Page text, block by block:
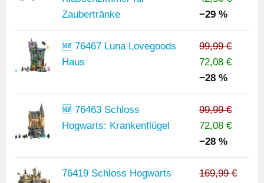
Zaubertränke
−29 %
🆕 76467 Luna Lovegoods
Haus
99,99 €
72,08 €
−28 %
🆕 76463 Schloss
Hogwarts: Krankenflügel
99,99 €
72,08 €
−28 %
76419 Schloss Hogwarts
169,99 €